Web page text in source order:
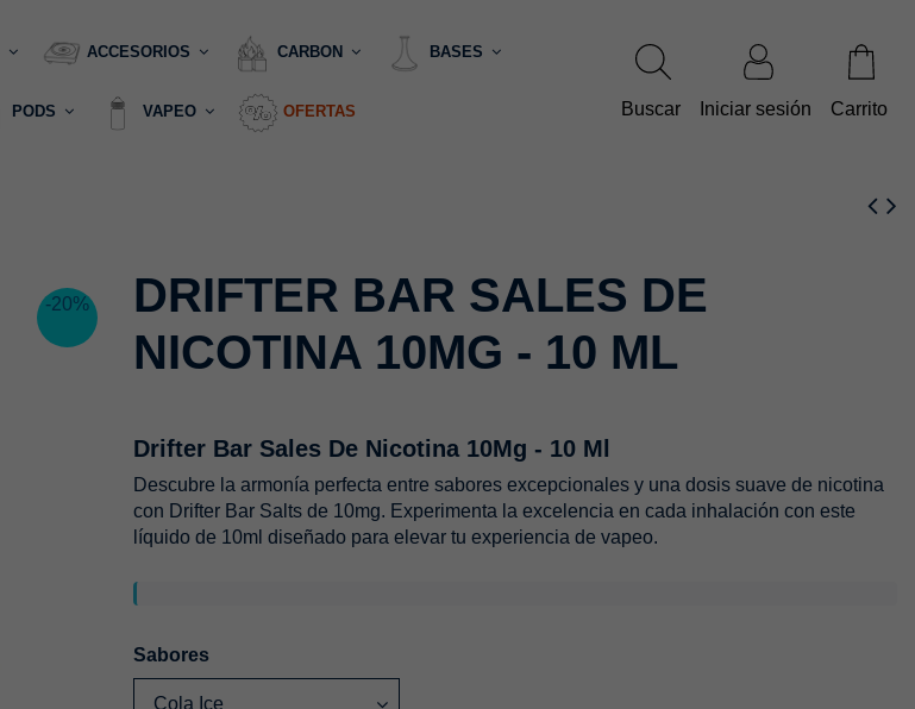
ACCESORIOS CARBON BASES
PODS VAPEO OFERTAS Buscar Iniciar sesión Carrito
-20%
DRIFTER BAR SALES DE
NICOTINA 10MG - 10 ML
Drifter Bar Sales De Nicotina 10Mg - 10 Ml
Descubre la armonía perfecta entre sabores excepcionales y una dosis suave de nicotina
con Drifter Bar Salts de 10mg. Experimenta la excelencia en cada inhalación con este
líquido de 10ml diseñado para elevar tu experiencia de vapeo.
Sabores